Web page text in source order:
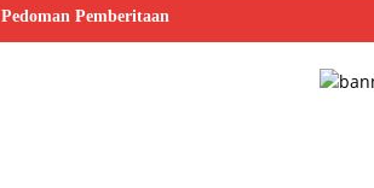
Pedoman Pemberitaan